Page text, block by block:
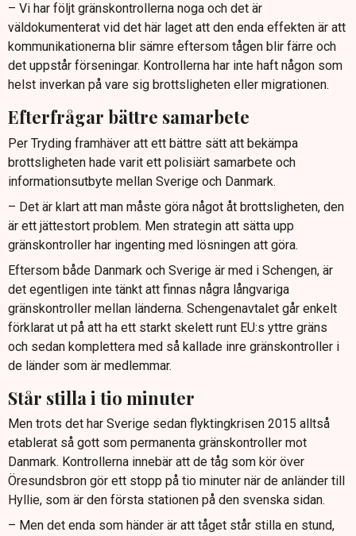
– Vi har följt gränskontrollerna noga och det är
väldokumenterat vid det här laget att den enda effekten är att
kommunikationerna blir sämre eftersom tågen blir färre och
det uppstår förseningar. Kontrollerna har inte haft någon som
helst inverkan på vare sig brottsligheten eller migrationen.
Efterfrågar bättre samarbete
Per Tryding framhäver att ett bättre sätt att bekämpa
brottsligheten hade varit ett polisiärt samarbete och
informationsutbyte mellan Sverige och Danmark.
– Det är klart att man måste göra något åt brottsligheten, den
är ett jättestort problem. Men strategin att sätta upp
gränskontroller har ingenting med lösningen att göra.
Eftersom både Danmark och Sverige är med i Schengen, är
det egentligen inte tänkt att finnas några långvariga
gränskontroller mellan länderna. Schengenavtalet går enkelt
förklarat ut på att ha ett starkt skelett runt EU:s yttre gräns
och sedan komplettera med så kallade inre gränskontroller i
de länder som är medlemmar.
Står stilla i tio minuter
Men trots det har Sverige sedan flyktingkrisen 2015 alltså
etablerat så gott som permanenta gränskontroller mot
Danmark. Kontrollerna innebär att de tåg som kör över
Öresundsbron gör ett stopp på tio minuter när de anländer till
Hyllie, som är den första stationen på den svenska sidan.
– Men det enda som händer är att tåget står stilla en stund,